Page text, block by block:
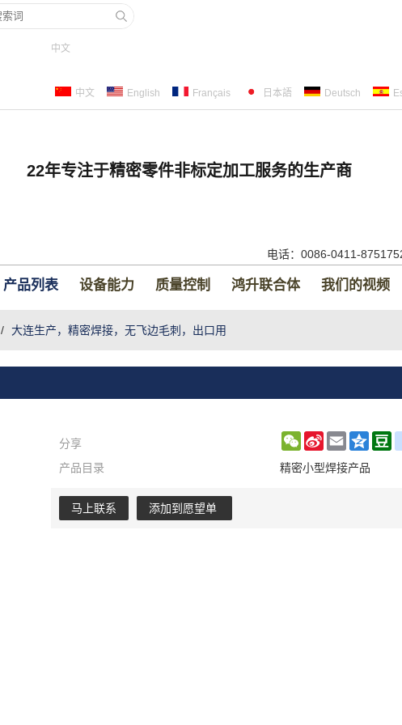
中文
中文 English Français 日本語 Deutsch
22年专注于精密零件非标定加工服务的生产商
电话：0086-0411-
产品列表 设备能力 质量控制 鸿升联合体 我们的视频
/ 大连生产，精密焊接，无飞边毛刺，出口用
分享 WeChat
Sina
Weibo
Email Qzone
产品目录
精密小型焊接产品
马上联系 添加到愿望单